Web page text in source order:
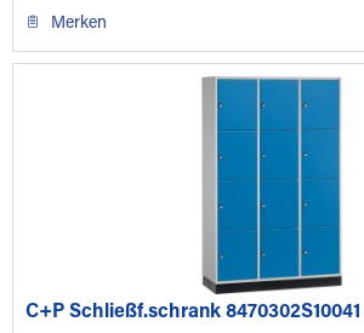
Merken
C+P Schließf.schrank 8470302S10041